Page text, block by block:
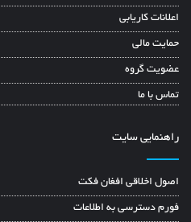
اعلانات کاریابی
حمایت مالی
عضویت گروه
تماس با ما
راهنمایی سایت
اصول اخلاقی افغان فکت
فورم دسترسی به اطلاعات